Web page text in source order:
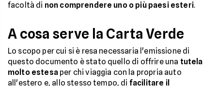
facoltà di non comprendere uno o più paesi esteri.
A cosa serve la Carta Verde
Lo scopo per cui si è resa necessaria l'emissione di
questo documento è stato quello di offrire una tutela
molto estesaper chi viaggia con la propria auto
all'estero e, allo stesso tempo, di facilitare il